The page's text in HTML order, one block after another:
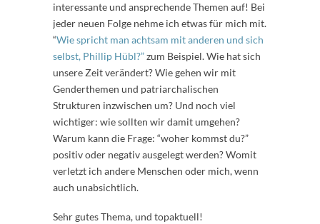
interessante und ansprechende Themen auf! Bei
jeder neuen Folge nehme ich etwas für mich mit.
“Wie spricht man achtsam mit anderen und sich
selbst, Phillip Hübl?”zum Beispiel. Wie hat sich
unsere Zeit verändert? Wie gehen wir mit
Genderthemen und patriarchalischen
Strukturen inzwischen um? Und noch viel
wichtiger: wie sollten wir damit umgehen?
Warum kann die Frage: “woher kommst du?”
positiv oder negativ ausgelegt werden? Womit
verletzt ich andere Menschen oder mich, wenn
auch unabsichtlich.
Sehr gutes Thema, und topaktuell!